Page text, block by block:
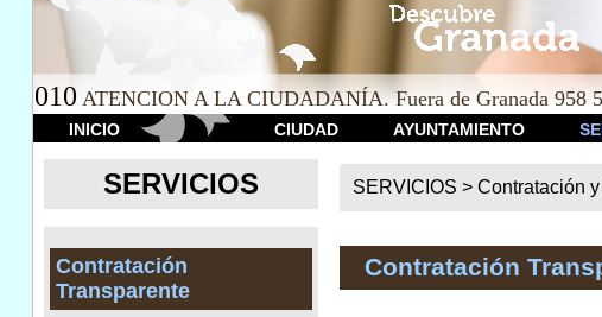
010 ATENCION A LA CIUDADANÍA. Fuera de Granada 958
INICIO CIUDAD AYUNTAMIENTO
SERVICIOS
Contratación
Transparente
SERVICIOS >Contratación
Contratación